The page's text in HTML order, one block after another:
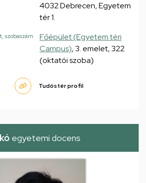
4032 Debrecen, Egyetem
tér 1.
szobaszám
Főépület (Egyetem téri
Campus), 3. emelet, 322
(oktatói szoba)
Tudóstér profil
egyetemi docens